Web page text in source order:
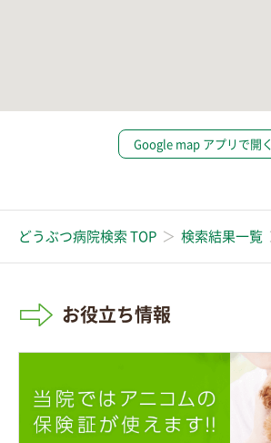
Google map アプリで開く
どうぶつ病院検索 TOP 検索結果一覧
お役立ち情報